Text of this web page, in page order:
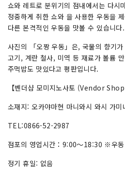
쇼와 레트로 분위기의 점내에서는 다시
정중하게 취한 쇼와 을 사용한 우동을
다른 본격적인 우동을 맛볼 수 있습니다.
사진의 「오짱 우동」은, 국물의 향기
고기, 계란 철사, 미역 등 재료가 볼륨
주먹밥도 맛있다고 평판입니다.
【벤더샵 모미지노사토 (Vendor
소재지: 오카야마현 마니와시 와시 가
TEL:0866-52-2987
점포의 영업시간：9:00～18:30 ※우
정기 휴일: 없음